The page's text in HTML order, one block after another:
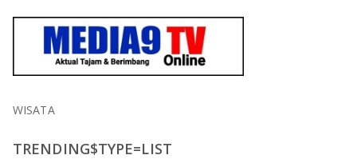
WISATA
TRENDING$TYPE=LIST